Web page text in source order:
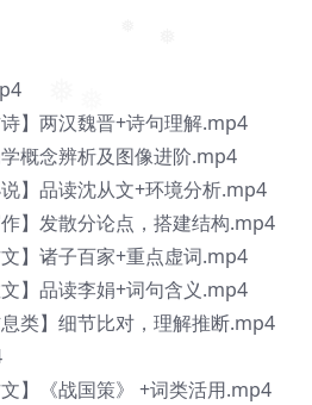
❅
❅
】两汉魏晋+诗句理解.mp4
概念辨析及图像进阶.mp4
】品读沈从文+环境分析.mp4
】发散分论点，搭建结构.mp4
】诸子百家+重点虚词.mp4
】品读李娟+词句含义.mp4
类】细节比对，理解推断.mp4
】《战国策》 +词类活用.mp4